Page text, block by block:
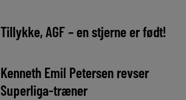
Tillykke, AGF – en stjerne er født!
Kenneth Emil Petersen revser
Superliga-træner